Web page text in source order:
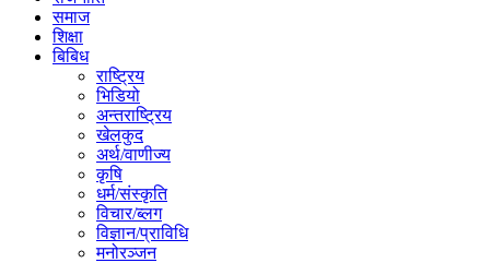
समाज
शिक्षा
बिबिध
राष्ट्रिय
भिडियो
अन्तराष्ट्रिय
खेलकुद
अर्थ/वाणीज्य
कृषि
धर्म/संस्कृति
विचार/ब्लग
विज्ञान/प्राविधि
मनोरञ्जन